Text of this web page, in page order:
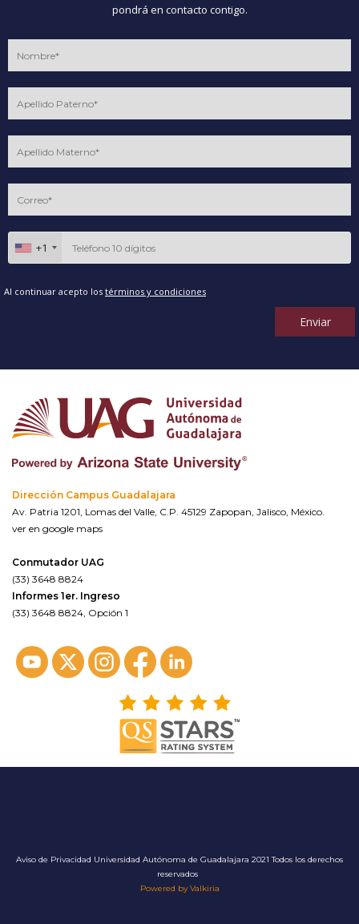
pondrá en contacto contigo.
+1
Al continuar acepto los términos y condiciones
Enviar
Dirección Campus Guadalajara
Av. Patria 1201, Lomas del Valle, C.P. 45129 Zapopan, Jalisco, México.
ver en google maps
Conmutador UAG
(33) 3648 8824
Informes 1er. Ingreso
(33) 3648 8824, Opción 1
Aviso de Privacidad Universidad Autónoma de Guadalajara 2021 Todos los derechos
reservados
Powered by Valkiria